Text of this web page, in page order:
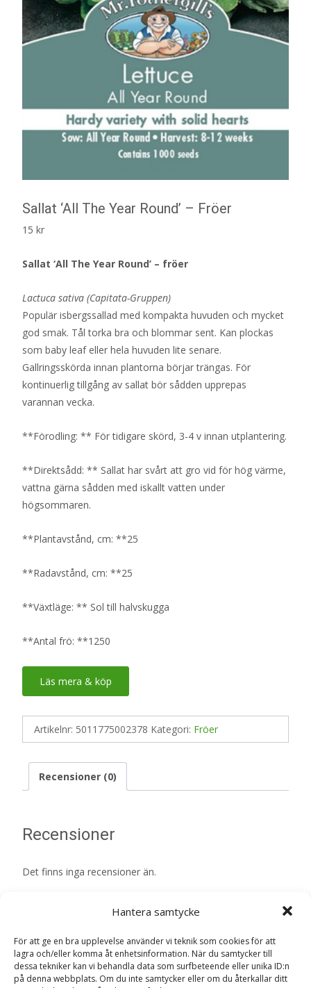
Hantera samtycke
För att ge en bra upplevelse använder vi teknik som cookies för att
lagra och/eller komma åt enhetsinformation. När du samtycker till
dessa tekniker kan vi behandla data som surfbeteende eller unika ID:n
på denna webbplats. Om du inte samtycker eller om du återkallar ditt
Sallat ‘All The Year Round’ – Fröer
15 kr
Sallat ‘All The Year Round’ – fröer
Lactuca sativa (Capitata-Gruppen)
Populär isbergssallad med kompakta huvuden och mycket
god smak. Tål torka bra och blommar sent. Kan plockas
som baby leaf eller hela huvuden lite senare.
Gallringsskörda innan plantorna börjar trängas. För
kontinuerlig tillgång av sallat bör sådden upprepas
varannan vecka.
**Förodling: ** För tidigare skörd, 3-4 v innan utplantering.
**Direktsådd: ** Sallat har svårt att gro vid för hög värme,
vattna gärna sådden med iskallt vatten under
högsommaren.
**Plantavstånd, cm: **25
**Radavstånd, cm: **25
**Växtläge: ** Sol till halvskugga
**Antal frö: **1250
Läs mera & köp
Artikelnr: 5011775002378 Kategori: Fröer
Recensioner (0)
Recensioner
Det finns inga recensioner än.
Bli först med att recensera ”Sallat ‘All The
Din e-postadress kommer inte publiceras. Obligatoriska fält
är märkta*
Ditt betyg*